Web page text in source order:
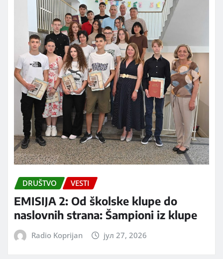
DRUŠTVO VESTI
EMISIJA 2: Od školske klupe do
naslovnih strana: Šampioni iz klupe
Radio Koprijan јул 27, 2026